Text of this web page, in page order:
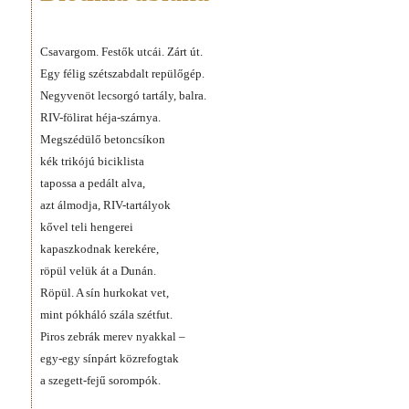
Csavargom. Festők utcái. Zárt út.
Egy félig szétszabdalt repülőgép.
Negyvenöt lecsorgó tartály, balra.
RIV-fölirat héja-szárnya.
Megszédülő betoncsíkon
kék trikójú biciklista
tapossa a pedált alva,
azt álmodja, RIV-tartályok
kővel teli hengerei
kapaszkodnak kerekére,
röpül velük át a Dunán.
Röpül. A sín hurkokat vet,
mint pókháló szála szétfut.
Piros zebrák merev nyakkal –
egy-egy sínpárt közrefogtak
a szegett-fejű sorompók.